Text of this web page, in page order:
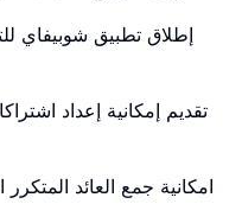
إطلاق تطبيق شوبيفاي
تقديم إمكانية إعداد
امكانية جمع العائد